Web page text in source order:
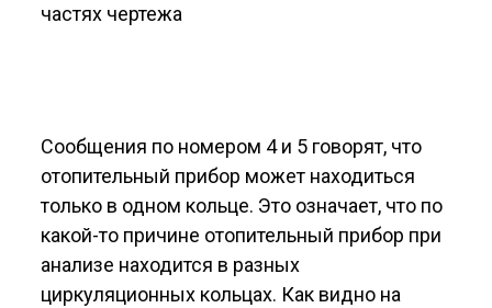
частях чертежа
Сообщения по номером 4 и 5 говорят, что
отопительный прибор может находиться
только в одном кольце. Это означает, что по
какой-то причине отопительный прибор при
анализе находится в разных
циркуляционных кольцах. Как видно на